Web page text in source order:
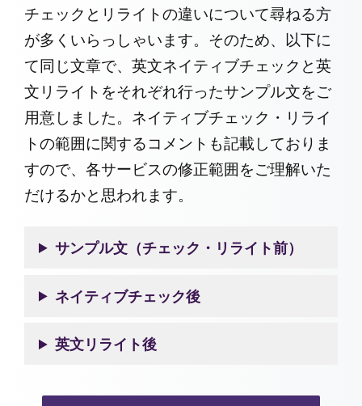
チェックとリライトの違いについて尋ねる方
が多くいらっしゃいます。そのため、以下に
て同じ文章で、英文ネイティブチェックと英
文リライトをそれぞれ行ったサンプル文をご
用意しました。ネイティブチェック・リライ
トの範囲に関するコメントも記載しておりま
すので、各サービスの修正範囲をご理解いた
だけるかと思われます。
サンプル文（チェック・リライト前）
ネイティブチェック後
英文リライト後